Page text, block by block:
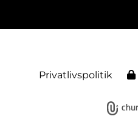
Privatlivspolitik